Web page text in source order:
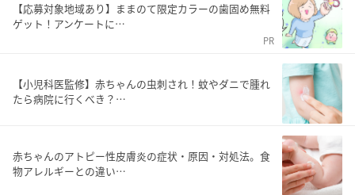
【応募対象地域あり】ままのて限定カラーの歯固め無料
ゲット！アンケートに…
PR
【小児科医監修】赤ちゃんの虫刺され！蚊やダニで腫れ
たら病院に行くべき？…
赤ちゃんのアトピー性皮膚炎の症状・原因・対処法。食
物アレルギーとの違い…